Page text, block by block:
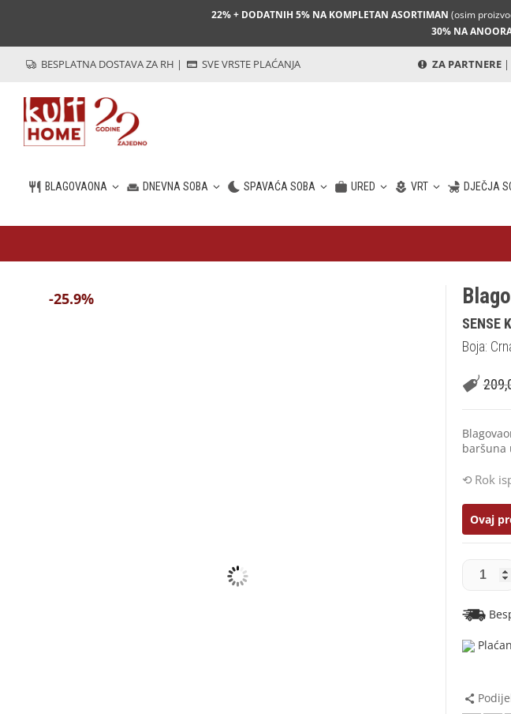
22% + DODATNIH 5% NA KOMPLETAN ASORTIMAN (osim
30% NA
BESPLATNA DOSTAVA ZA RH | SVE VRSTE PLAĆANJA ZA PARTNERE |
BLAGOVAONA DNEVNA SOBA SPAVAĆA SOBA URED VRT DJEČJA
HR
-25.9%
SENSE
Boja:
baršuna
Rok
Ovaj